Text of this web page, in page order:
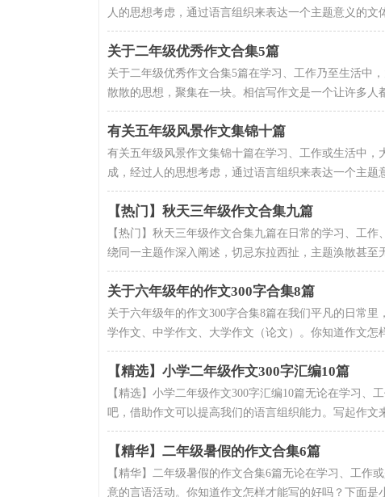
人的思想考虑，通过语言组织来表达一个主题意义的文
关于二年级优秀作文合集5篇
关于二年级优秀作文合集5篇在学习、工作乃至生活中
散散的思想，聚集在一块。相信写作文是一个让许多人
有关五年级风景作文集锦十篇
有关五年级风景作文集锦十篇在学习、工作或生活中
成，经过人的思想考虑，通过语言组织来表达一个主题
【热门】秋天三年级作文合集九篇
【热门】秋天三年级作文合集九篇在日常的学习、工
绕同一主题作深入阐述，切忌东拉西扯，主题涣散甚至
关于六年级年的作文300字合集8篇
关于六年级年的作文300字合集8篇在我们平凡的日常
学作文、中学作文、大学作文（论文）。你知道作文怎
【精选】小学二年级作文300字汇编10篇
【精选】小学二年级作文300字汇编10篇无论在学习
吧，借助作文可以提高我们的语言组织能力。写起作文
【精华】二年级暑假的作文合集6篇
【精华】二年级暑假的作文合集6篇无论在学习、工作
意的言语活动。你知道作文怎样才能写的好吗？下面是